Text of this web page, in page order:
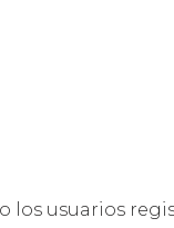
los usuarios